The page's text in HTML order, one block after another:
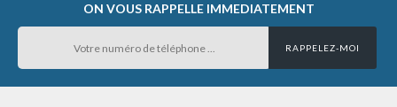
ON VOUS RAPPELLE IMMEDIATEMENT